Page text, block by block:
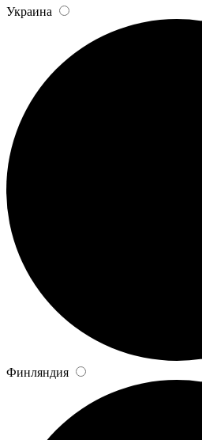
Украина
Финляндия